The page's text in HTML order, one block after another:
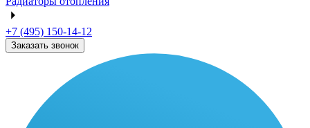
+7 (495) 150-14-12
Заказать звонок